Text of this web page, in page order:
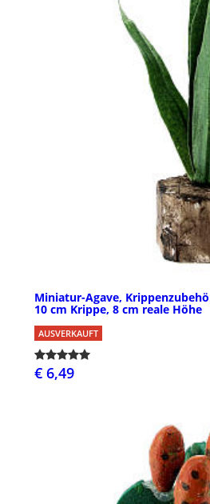
Miniatur-Agave,
10 cm Krippe, 8 cm reale Höhe
AUSVERKAUFT
€ 6,49